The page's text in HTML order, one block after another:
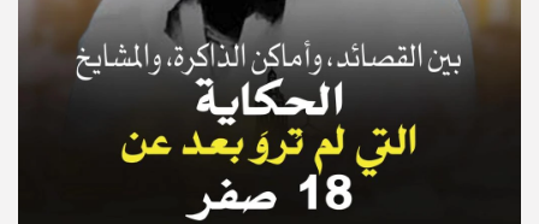
© Copyright 2025, APS